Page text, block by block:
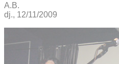
A.B.
dj., 12/11/2009